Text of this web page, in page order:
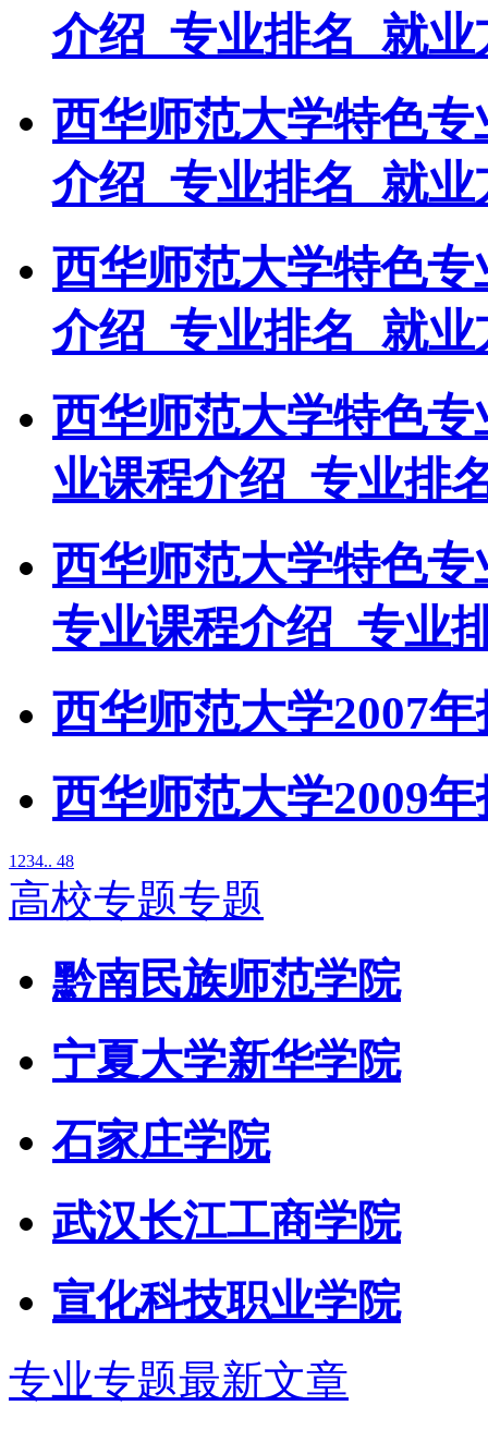
介绍_专业排名_就业
西华师范大学特色
介绍_专业排名_就业
西华师范大学特色
介绍_专业排名_就业
西华师范大学特色
业课程介绍_专业排
西华师范大学特色
专业课程介绍_专业
西华师范大学2007
西华师范大学2009
1 234.. 48
高校专题专题
黔南民族师范学院
宁夏大学新华学院
石家庄学院
武汉长江工商学院
宣化科技职业学院
专业专题最新文章